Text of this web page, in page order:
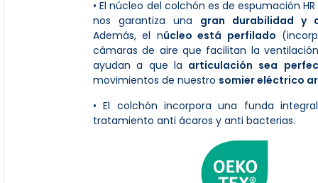
• El núcleo del colchón es de espumación
nos garantiza una gran durabilidad y
Además, el núcleo está perfilado
cámaras de aire que facilitan la
ayudan a que la articulación sea
movimientos de nuestro somier eléctrico
• El colchón incorpora una funda
tratamiento anti ácaros y anti bacterias.